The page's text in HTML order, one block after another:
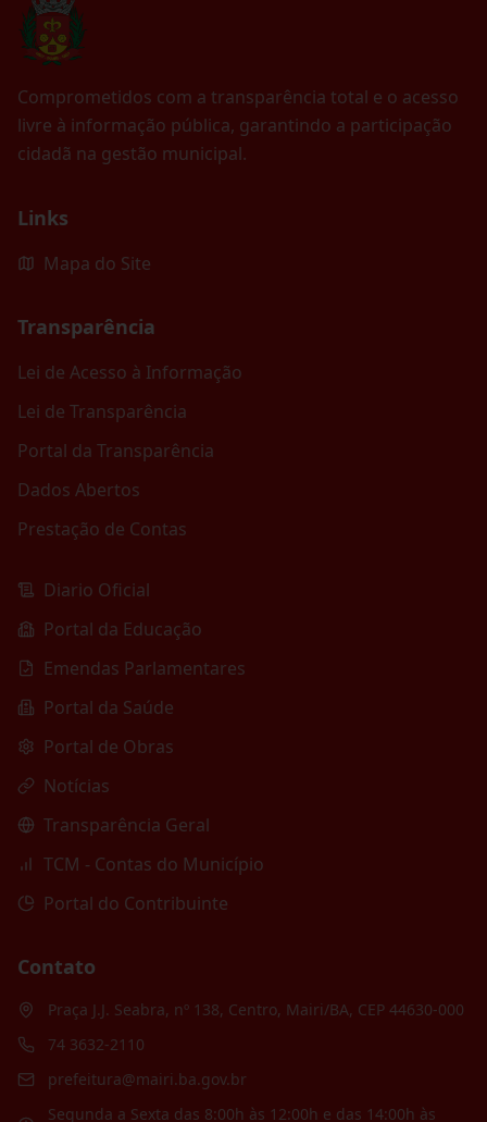
Comprometidos com a transparência total e o acesso
livre à informação pública, garantindo a participação
cidadã na gestão municipal.
Links
Mapa do Site
Transparência
Lei de Acesso à Informação
Lei de Transparência
Portal da Transparência
Dados Abertos
Prestação de Contas
Diario Oficial
Portal da Educação
Emendas Parlamentares
Portal da Saúde
Portal de Obras
Notícias
Transparência Geral
TCM - Contas do Município
Portal do Contribuinte
Contato
Praça J.J. Seabra, nº 138, Centro, Mairi/BA, CEP 44630-000
74 3632-2110
prefeitura@mairi.ba.gov.br
Segunda a Sexta das 8:00h às 12:00h e das 14:00h às